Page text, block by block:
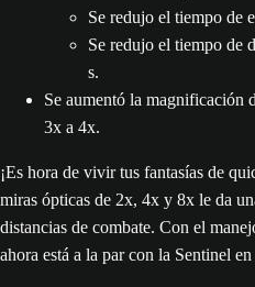
Se redujo el tiempo de
Se redujo el tiempo de
s.
Se aumentó la magnificación
3x a 4x.
¡Es hora de vivir tus fantasías de
miras ópticas de 2x, 4x y 8x le da
distancias de combate. Con el
ahora está a la par con la Sentinel